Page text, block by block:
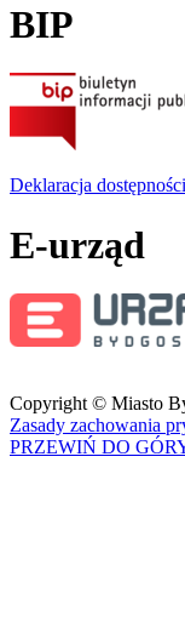
BIP
Deklaracja dostępności
E-urząd
Copyright © Miasto
Zasady zachowania
PRZEWIŃ DO